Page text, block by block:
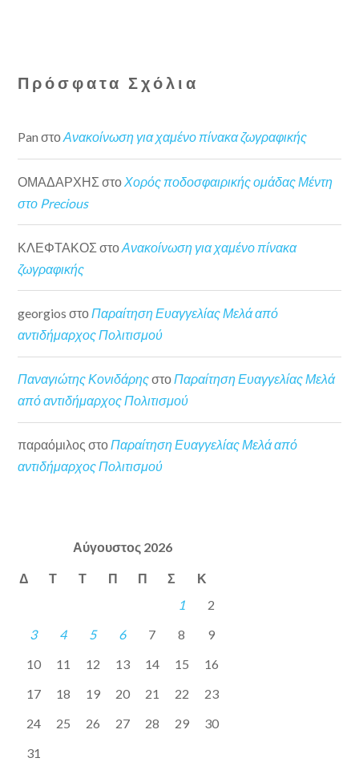
Πρόσφατα Σχόλια
Pan στοΑνακοίνωση για χαμένο πίνακα ζωγραφικής
ΟΜΑΔΑΡΧΗΣ στο Χορός ποδοσφαιρικής ομάδας Μέντη
στο Precious
ΚΛΕΦΤΑΚΟΣ στοΑνακοίνωση για χαμένο πίνακα
ζωγραφικής
georgios στοΠαραίτηση Ευαγγελίας Μελά από
αντιδήμαρχος Πολιτισμού
Παναγιώτης ΚονιδάρηςστοΠαραίτηση Ευαγγελίας Μελά
από αντιδήμαρχος Πολιτισμού
παραόμιλος στοΠαραίτηση Ευαγγελίας Μελά από
αντιδήμαρχος Πολιτισμού
Αύγουστος 2026
Δ Τ Τ Π Π Σ Κ
1
2
3
4 5 6 7 8
9
10
11 12 13 14 15
16
17
18 19 20 21 22
23
24
25 26 27 28 29
30
31